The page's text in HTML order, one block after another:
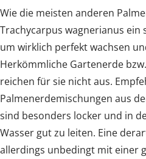
Wie die meisten anderen
Trachycarpus wagnerianus ein
um wirklich perfekt wachsen
Herkömmliche Gartenerde
reichen für sie nicht aus.
Palmenerdemischungen aus
sind besonders locker und in
Wasser gut zu leiten. Eine
allerdings unbedingt mit einer